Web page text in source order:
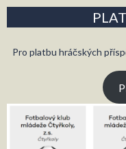
Pro platbu hráčských